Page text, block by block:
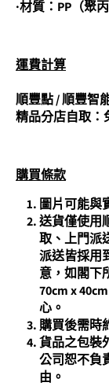
·材質：PP（聚丙
運費計算
順豐點 / 順豐智
精品分店自取：
購買條款
圖片可能與
送貨僅使用
取、上門派
派送皆採用
意，如閣下
70cm x
心。
購買後需時
貨品之包裝
公司恕不負
由。